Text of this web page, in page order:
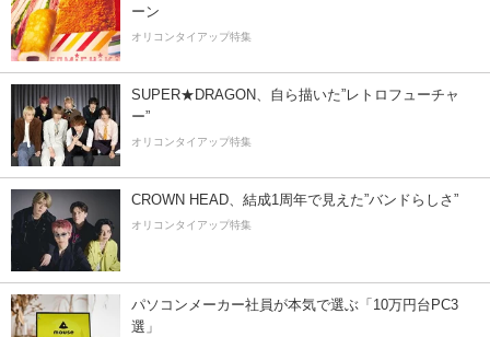
ーン
オリコンタイアップ特集
SUPER★DRAGON、自ら描いた”レトロフューチャ
ー”
オリコンタイアップ特集
CROWN HEAD、結成1周年で見えた”バンドらしさ”
オリコンタイアップ特集
パソコンメーカー社員が本気で選ぶ「10万円台PC3
選」